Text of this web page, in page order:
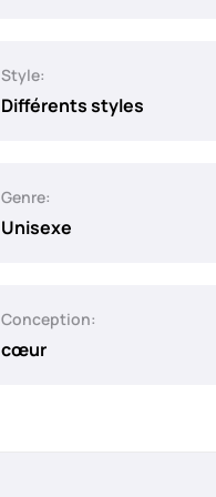
Style:
Différents styles
Genre:
Unisexe
Conception:
cœur